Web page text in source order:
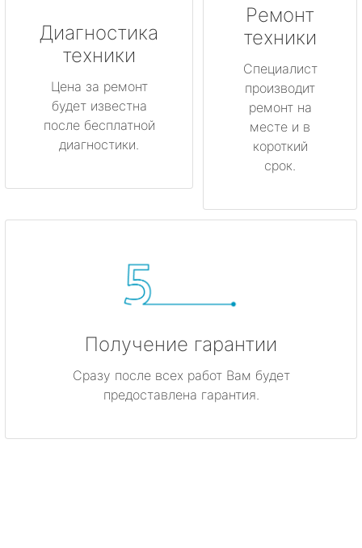
Диагностика
техники
Цена за ремонт
будет известна
после бесплатной
диагностики.
Ремонт
техники
Специалист
производит
ремонт на
месте и в
короткий
срок.
Получение гарантии
Сразу после всех работ Вам будет
предоставлена гарантия.